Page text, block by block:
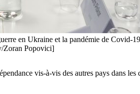
en Ukraine et la pandémie de Covid-
Zoran Popovici]
vis-à-vis des autres pays dans